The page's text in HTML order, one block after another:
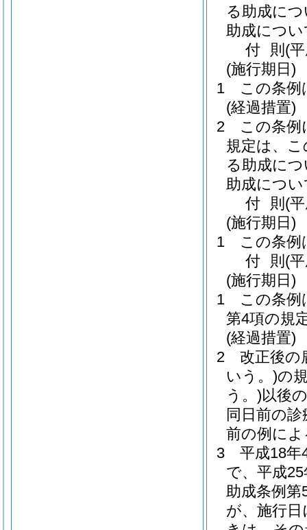
る助成に
助成につ
付 則 (
(施行期日)
1
この条例
(経過措置)
2
この条例
規定は、
る助成に
助成につ
付 則 (
(施行期日)
1
この条例
付 則 (
(施行期日)
1
この条例
第4項の規
(経過措置)
2
改正後の
いう。)の
う。)以後
同日前の
前の例によ
3
平成18年
で、平成
助成条例
が、施行